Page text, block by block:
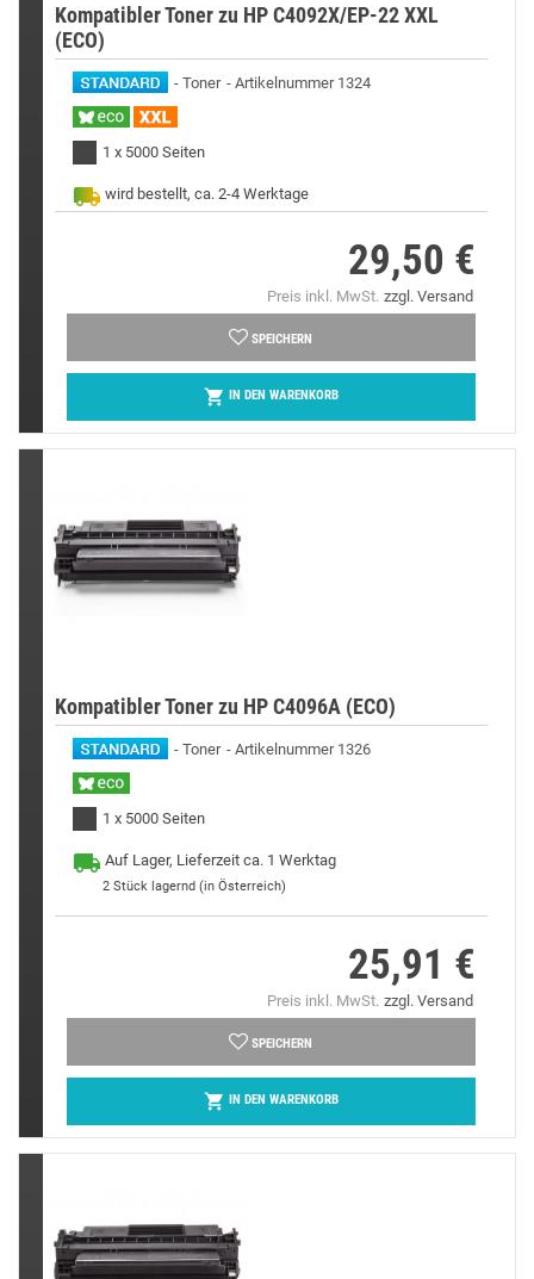
Kompatibler Toner zu HP C4092X/EP-22 XXL
(ECO)
Toner Artikelnummer 1324
1 x 5000 Seiten
wird bestellt, ca. 2-4 Werktage
29,50 €
Preis inkl. MwSt. zzgl. Versand
SPEICHERN
 IN DEN WARENKORB
Kompatibler Toner zu HP C4096A (ECO)
Toner Artikelnummer 1326
1 x 5000 Seiten
Auf Lager, Lieferzeit ca. 1 Werktag
2 Stück lagernd (in Österreich)
25,91 €
Preis inkl. MwSt. zzgl. Versand
SPEICHERN
 IN DEN WARENKORB